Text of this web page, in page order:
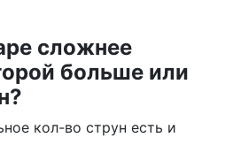
сложнее
больше или
кол-во струн есть и